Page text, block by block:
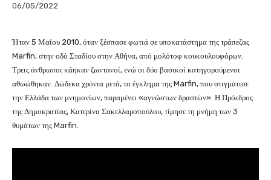
06/05/2022
Ήταν 5 Μαΐου 2010, όταν ξέσπασε φωτιά σε υποκατάστημα της τράπεζας
Marfin, στην οδό Σταδίου στην Αθήνα, από μολότοφ κουκουλουφόρων.
Τρεις άνθρωποι κάηκαν ζωντανοί, ενώ οι δύο βασικοί κατηγορούμενοι
αθωώθηκαν. Δώδεκα χρόνια μετά, το έγκλημα της Marfin, που στιγμάτισε
την Ελλάδα των μνημονίων, παραμένει «αγνώστων δραστών». Η Πρόεδρος
της Δημοκρατίας, Κατερίνα Σακελλαροπούλου, τίμησε τη μνήμη των 3
θυμάτων της Marfin.